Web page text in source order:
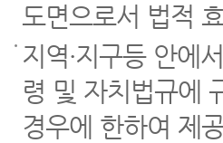
도면으로서 법적
지역·지구등 안에
령 및 자치법규에
경우에 한하여 제